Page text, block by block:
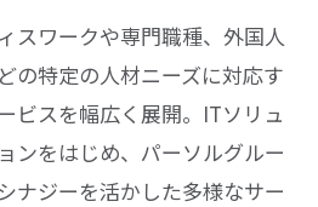
スワークや専門職種、外国人
の特定の人材ニーズに対応す
ビスを幅広く展開。ITソリュ
ンをはじめ、パーソルグルー
ナジーを活かした多様なサー